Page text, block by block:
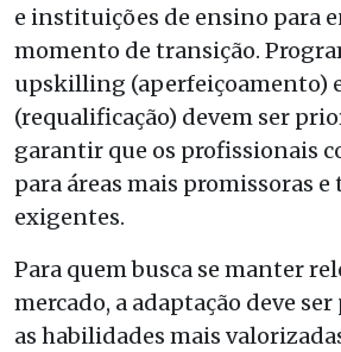
e instituições de ensino para
momento de transição.
upskilling (aperfeiçoamento)
(requalificação) devem ser
garantir que os profissionais
para áreas mais promissoras
exigentes.
Para quem busca se manter
mercado, a adaptação deve
as habilidades mais